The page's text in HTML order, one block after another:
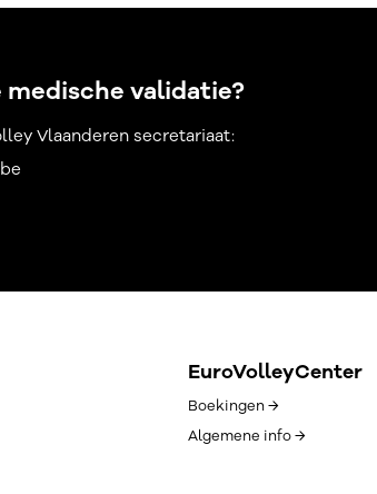
validatie?
Vlaanderen secretariaat:
EuroVolleyCenter
Boekingen →
Algemene info →